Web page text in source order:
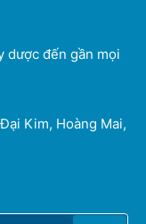
dược đến gần mọi
Kim, Hoàng Mai,